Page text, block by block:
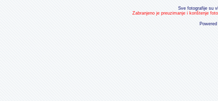
Sve fotografije su
Zabranjeno je preuzimanje i korištenje